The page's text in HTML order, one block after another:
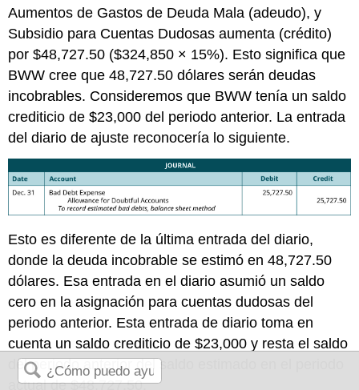
Aumentos de Gastos de Deuda Mala (adeudo), y
Subsidio para Cuentas Dudosas aumenta (crédito)
por $48,727.50 ($324,850 × 15%). Esto significa que
BWW cree que 48,727.50 dólares serán deudas
incobrables. Consideremos que BWW tenía un saldo
crediticio de $23,000 del periodo anterior. La entrada
del diario de ajuste reconocería lo siguiente.
Esto es diferente de la última entrada del diario,
donde la deuda incobrable se estimó en 48,727.50
dólares. Esa entrada en el diario asumió un saldo
cero en la asignación para cuentas dudosas del
periodo anterior. Esta entrada de diario toma en
cuenta un saldo crediticio de $23,000 y resta el saldo
del periodo anterior del saldo estimado en el periodo
actual de $48,727.50.